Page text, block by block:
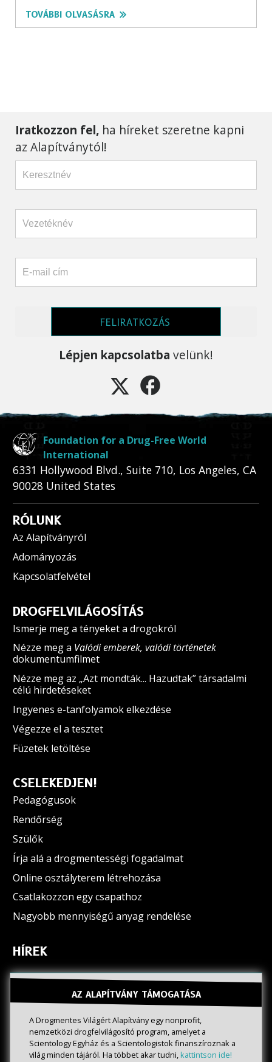
TOVÁBBI OLVASÁSRA
Iratkozzon fel, ha híreket szeretne kapni
az Alapítványtól!
FELIRATKOZÁS
Lépjen kapcsolatba velünk!
Foundation for a Drug-Free World
International
6331 Hollywood Blvd., Suite 710, Los Angeles, CA
90028 United States
RÓLUNK
Az Alapítványról
Adományozás
Kapcsolatfelvétel
DROGFELVILÁGOSÍTÁS
Ismerje meg a tényeket a drogokról
Nézze meg a Valódi emberek, valódi történetek
dokumentumfilmet
Nézze meg az „Azt mondták... Hazudtak” társadalmi
célú hirdetéseket
Ingyenes e-tanfolyamok elkezdése
Végezze el a tesztet
Füzetek letöltése
CSELEKEDJEN!
Pedagógusok
Rendőrség
Szülők
Írja alá a drogmentességi fogadalmat
Online osztályterem létrehozása
Csatlakozzon egy csapathoz
Nagyobb mennyiségű anyag rendelése
HÍREK
AZ ALAPÍTVÁNY TÁMOGATÁSA
A Drogmentes Világért Alapítvány egy nonprofit,
nemzetközi drogfelvilágosító program, amelyet a
Scientology Egyház és a Scientologistok finanszíroznak a
világ minden tájáról. Ha többet akar tudni,kattintson ide!